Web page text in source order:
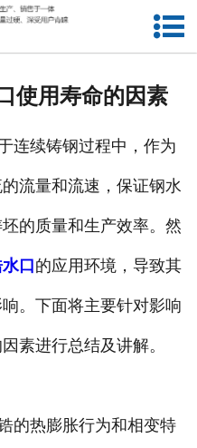
网站首页
产品中心
新闻中心
联系我们
使用寿命的因素
连续铸钢过程中，作为
流量和流速，保证钢水
的质量和生产效率。然
口 的应用环境，导致其
。下面将主要针对影响
素进行总结及讲解。
热膨胀行为和相变特